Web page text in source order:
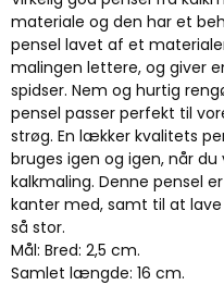
materiale og den har et
pensel lavet af et
malingen lettere, og giver
spidser. Nem og hurtig
pensel passer perfekt til
strøg. En lækker kvalitets
bruges igen og igen, når
kalkmaling. Denne pensel
kanter med, samt til at
så stor.
Mål: Bred: 2,5 cm.
Samlet længde: 16 cm.